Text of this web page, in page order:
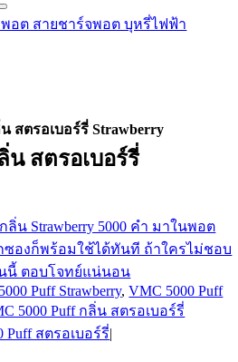
อต สายชาร์จพอต บุหรี่ไฟฟ้า
สตรอเบอร์รี่ Strawberry
น สตรอเบอร์รี่
Puff Strawberry,VMC 5000 Puff
5000 Puff กลิ่น สตรอเบอร์รี่
Puff สตรอเบอร์รี่|